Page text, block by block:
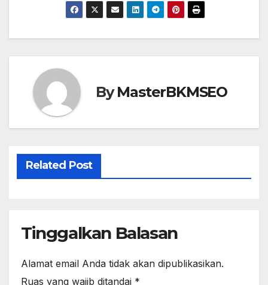
e
o
o
k
st
o
o
n
ail ar
e
ByMasterBKMSEO
Related Post
Tinggalkan Balasan
Alamat email Anda tidak akan dipublikasikan.
Ruas yang wajib ditandai *